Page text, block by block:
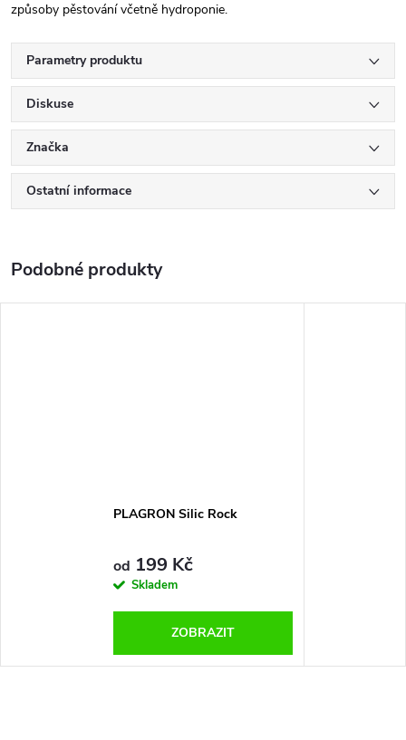
způsoby pěstování včetně hydroponie.
Parametry produktu
Diskuse
Značka
Ostatní informace
PLAGRON Silic Rock
od 199 Kč
Skladem
ZOBRAZIT